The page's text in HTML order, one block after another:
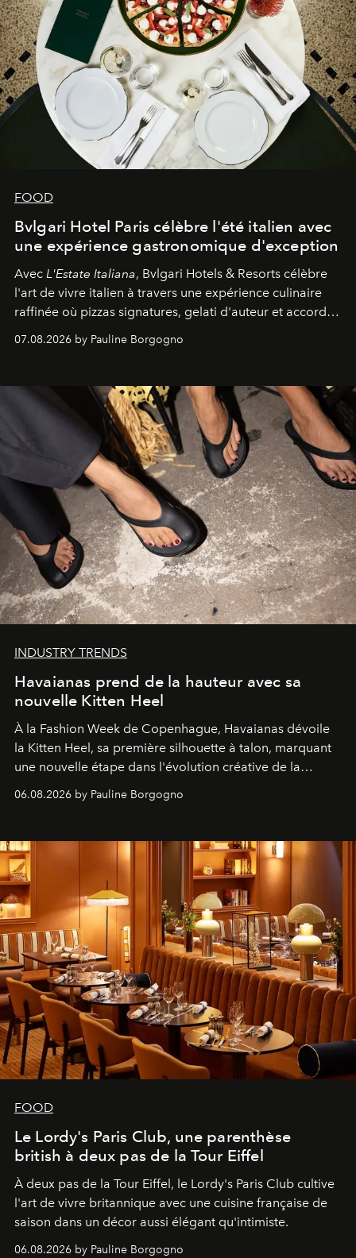
FOOD
Bvlgari Hotel Paris célèbre l'été italien avec
une expérience gastronomique d'exception
Avec L'Estate Italiana, Bvlgari Hotels & Resorts célèbre
l'art de vivre italien à travers une expérience culinaire
raffinée où pizzas signatures, gelati d'auteur et accords
d'exception composent un véritable voyage sensoriel.
07.08.2026 by Pauline Borgogno
INDUSTRY TRENDS
Havaianas prend de la hauteur avec sa
nouvelle Kitten Heel
À la Fashion Week de Copenhague, Havaianas dévoile
la Kitten Heel, sa première silhouette à talon, marquant
une nouvelle étape dans l'évolution créative de la
06.08.2026 by Pauline Borgogno
FOOD
Le Lordy's Paris Club, une parenthèse
british à deux pas de la Tour Eiffel
À deux pas de la Tour Eiffel, le Lordy's Paris Club cultive
l'art de vivre britannique avec une cuisine française de
saison dans un décor aussi élégant qu'intimiste.
06.08.2026 by Pauline Borgogno